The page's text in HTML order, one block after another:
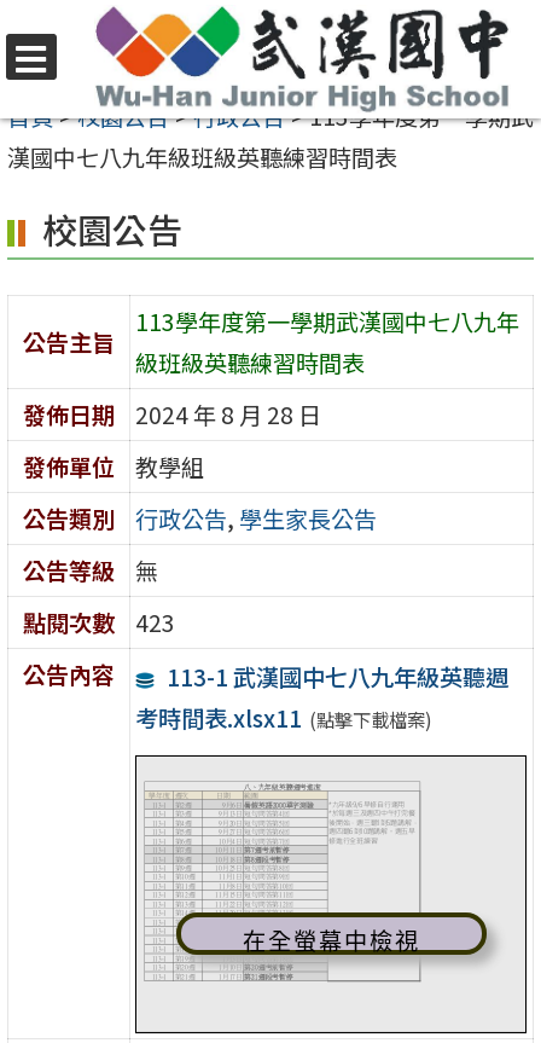
至
要
容
區
選
單
首頁>校園公告>行政公告>113學年度第一學期武
漢國中七八九年級班級英聽練習時間表
校園公告
公告主旨
113學年度第一學期武漢國中七八九年
級班級英聽練習時間表
發佈日期
2024 年 8 月 28 日
發佈單位
教學組
公告類別
行政公告, 學生家長公告
公告等級
無
點閱次數
423
公告內容
113-1 武漢國中七八九年級英聽週
考時間表.xlsx11 (點擊下載檔案)
在全螢幕中檢視